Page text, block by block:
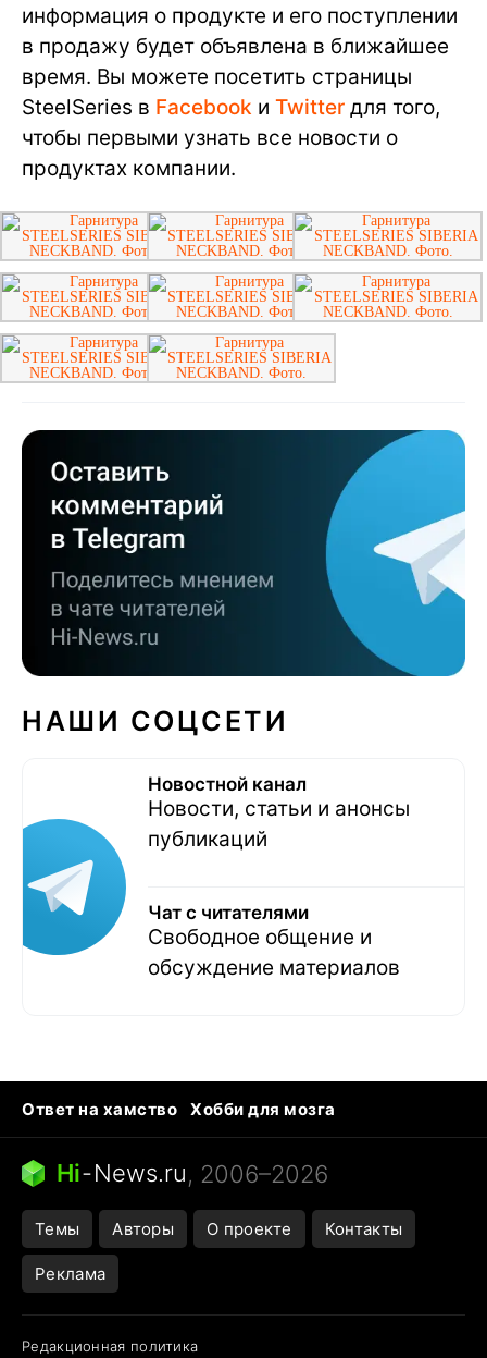
информация о продукте и его поступлении
в продажу будет объявлена в ближайшее
время. Вы можете посетить страницы
SteelSeries в Facebook и Twitter для того,
чтобы первыми узнать все новости о
продуктах компании.
НАШИ СОЦСЕТИ
Новостной канал
Новости, статьи и анонсы
публикаций
Чат с читателями
Свободное общение и
обсуждение материалов
Ответ на хамство
Хобби для мозга
Бензин 100 и 95
Тунцы в океанариуме
Следующая пандемия
Hi-News.ru, 2006–2026
Темы Авторы О проекте Контакты
Реклама
Редакционная политика